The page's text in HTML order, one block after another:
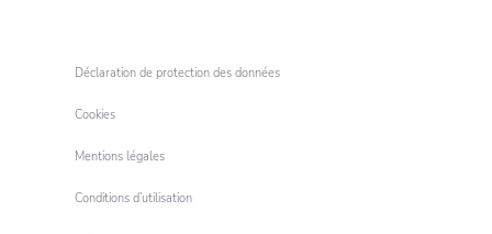
Déclaration de protection des données
Cookies
Mentions légales
Conditions d’utilisation